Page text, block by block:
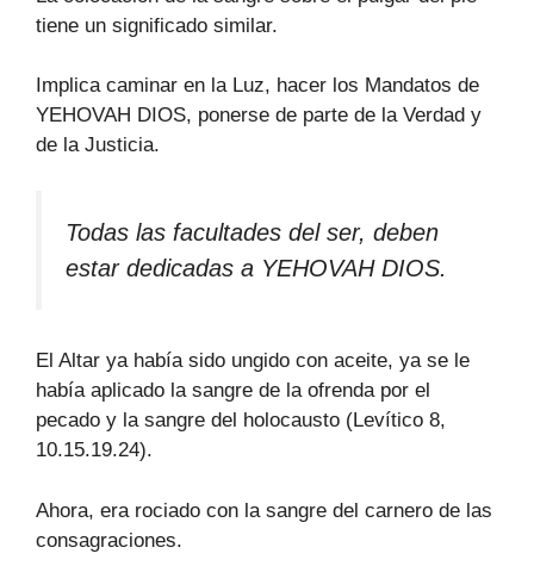
tiene un significado similar.
Implica caminar en la Luz, hacer los Mandatos de
YEHOVAH DIOS, ponerse de parte de la Verdad y
de la Justicia.
Todas las facultades del ser, deben
estar dedicadas a YEHOVAH DIOS.
El Altar ya había sido ungido con aceite, ya se le
había aplicado la sangre de la ofrenda por el
pecado y la sangre del holocausto (Levítico 8,
10.15.19.24).
Ahora, era rociado con la sangre del carnero de las
consagraciones.